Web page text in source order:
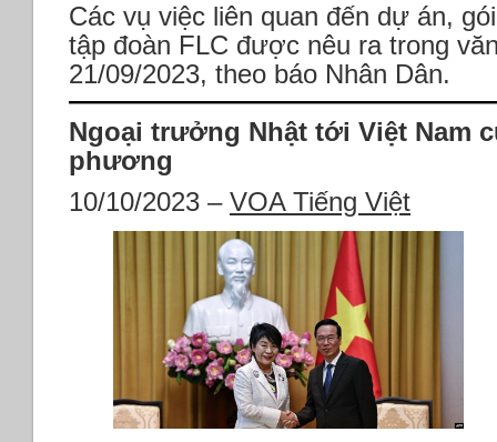
Các vụ việc liên quan đến dự án,
tập đoàn FLC được nêu ra trong
21/09/2023, theo báo Nhân Dân.
Ngoại trưởng Nhật tới Việt Nam
phương
10/10/2023 – VOA Tiếng Việt